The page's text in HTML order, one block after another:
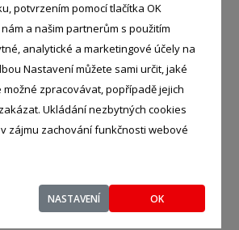
potvrzením pomocí tlačítka OK
a našim partnerům s použitím
analytické a marketingové účely na
Nastavení můžete sami určit, jaké
možné zpracovávat, popřípadě jejich
Ukládání nezbytných cookies
zájmu zachování funkčnosti webové
NASTAVENÍ OK
Konečný - %
131, Kobylnice -
66451